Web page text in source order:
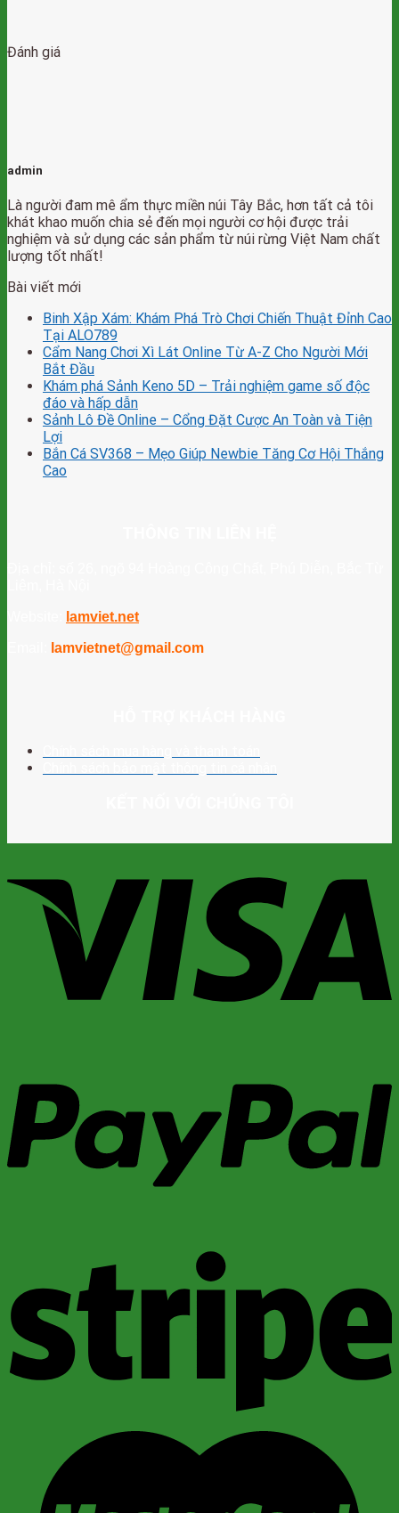
Đánh giá
admin
Là người đam mê ẩm thực miền núi Tây Bắc, hơn tất cả tôi
khát khao muốn chia sẻ đến mọi người cơ hội được trải
nghiệm và sử dụng các sản phẩm từ núi rừng Việt Nam chất
lượng tốt nhất!
Bài viết mới
Binh Xập Xám: Khám Phá Trò Chơi Chiến Thuật Đỉnh Cao
Tại ALO789
Cẩm Nang Chơi Xì Lát Online Từ A-Z Cho Người Mới
Bắt Đầu
Khám phá Sảnh Keno 5D – Trải nghiệm game số độc
đáo và hấp dẫn
Sảnh Lô Đề Online – Cổng Đặt Cược An Toàn và Tiện
Lợi
Bắn Cá SV368 – Mẹo Giúp Newbie Tăng Cơ Hội Thắng
Cao
lamviet.net
lamvietnet@gmail.com